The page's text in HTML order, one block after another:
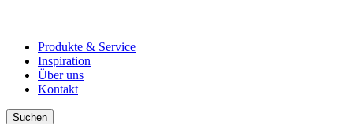
Produkte & Service
Inspiration
Über uns
Kontakt
Suchen